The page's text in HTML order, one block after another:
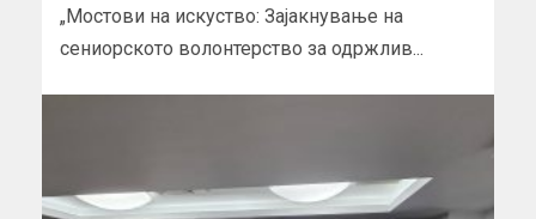
„Мостови на искуство: Зајакнување на
сениорското волонтерство за одржлив...